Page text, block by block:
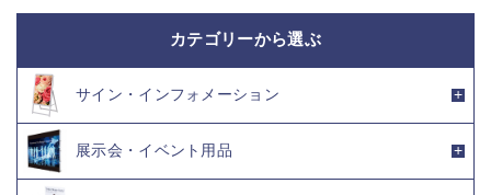
カテゴリーから選ぶ
サイン・インフォメーション
展示会・イベント用品